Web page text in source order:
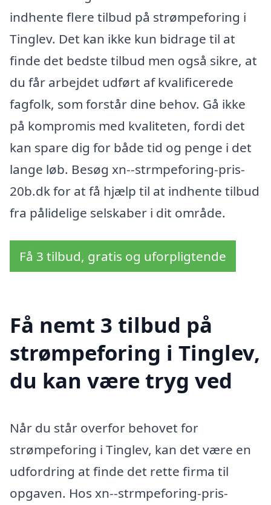
indhente flere tilbud på strømpeforing i
Tinglev. Det kan ikke kun bidrage til at
finde det bedste tilbud men også sikre, at
du får arbejdet udført af kvalificerede
fagfolk, som forstår dine behov. Gå ikke
på kompromis med kvaliteten, fordi det
kan spare dig for både tid og penge i det
lange løb. Besøg xn--strmpeforing-pris-
20b.dk for at få hjælp til at indhente tilbud
fra pålidelige selskaber i dit område.
Få 3 tilbud, gratis og uforpligtende
Få nemt 3 tilbud på
strømpeforing i Tinglev,
du kan være tryg ved
Når du står overfor behovet for
strømpeforing i Tinglev, kan det være en
udfordring at finde det rette firma til
opgaven. Hos xn--strmpeforing-pris-